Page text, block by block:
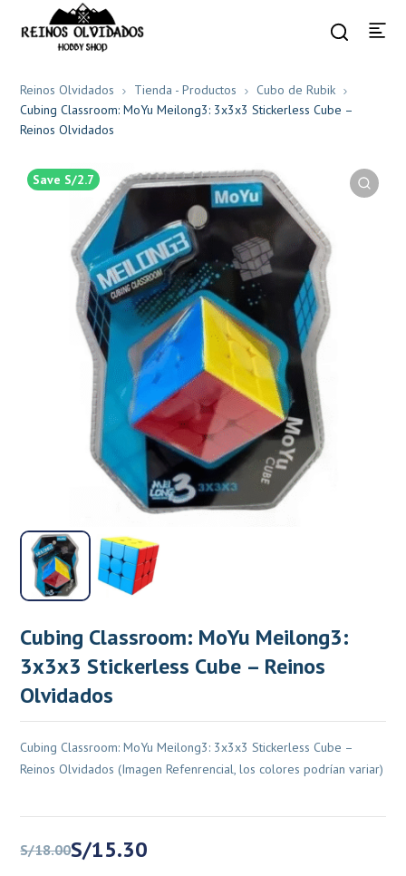
Reinos Olvidados Tienda - Productos
Cubo de Rubik
Cubing Classroom: MoYu Meilong3: 3x3x3 Stickerless Cube –
Reinos Olvidados
Save S/2.7
Cubing Classroom: MoYu Meilong3:
3x3x3 Stickerless Cube – Reinos
Olvidados
Cubing Classroom: MoYu Meilong3: 3x3x3 Stickerless Cube –
Reinos Olvidados (Imagen Refenrencial, los colores podrían variar)
S/18.00
El S/15.30
El